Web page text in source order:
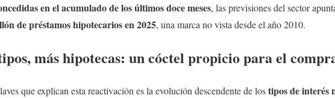
en el acumulado de los últimos doce meses, las previsiones del sector
de préstamos hipotecarios en 2025, una marca no vista desde el año 2010.
más hipotecas: un cóctel propicio para el
que explican esta reactivación es la evolución descendente de lostipos de interés